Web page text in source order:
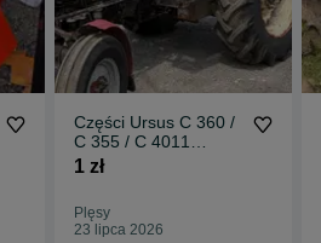
Części Ursus C 360 /
C 355 / C 4011
Kabina Naglak
1 zł
Plęsy
23 lipca 2026